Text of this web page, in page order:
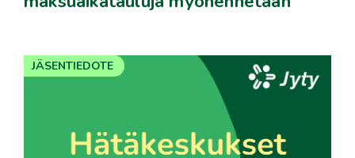
JÄSENTIEDOTE